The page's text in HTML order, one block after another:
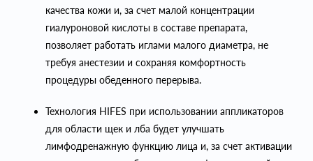
качества кожи и, за счет малой концентрации
гиалуроновой кислоты в составе препарата,
позволяет работать иглами малого диаметра, не
требуя анестезии и сохраняя комфортность
процедуры обеденного перерыва.
Технология HIFES при использовании аппликаторов
для области щек и лба будет улучшать
лимфодренажную функцию лица и, за счет активации